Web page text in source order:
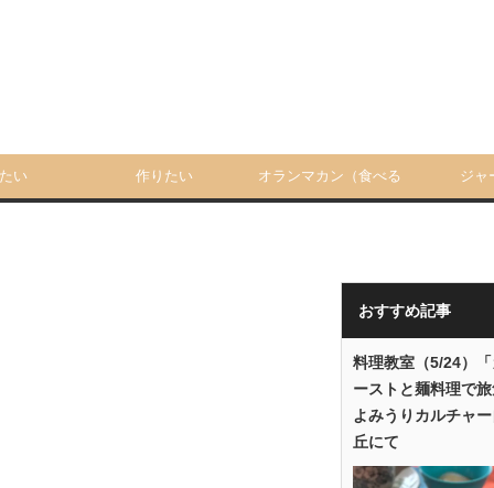
い 作りたい オランマカン（食べる ジャ
おすすめ記事
料理教室（5/24）
ーストと麺料理で
よみうりカルチャ
丘にて